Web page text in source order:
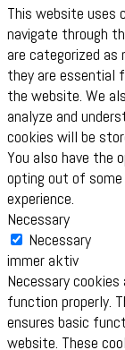
This website uses
navigate through
are categorized as
they are essential
the website. We
analyze and
cookies will be
You also have the
opting out of
experience.
Necessary
Necessary
immer aktiv
Necessary
function properly.
ensures basic
website. These